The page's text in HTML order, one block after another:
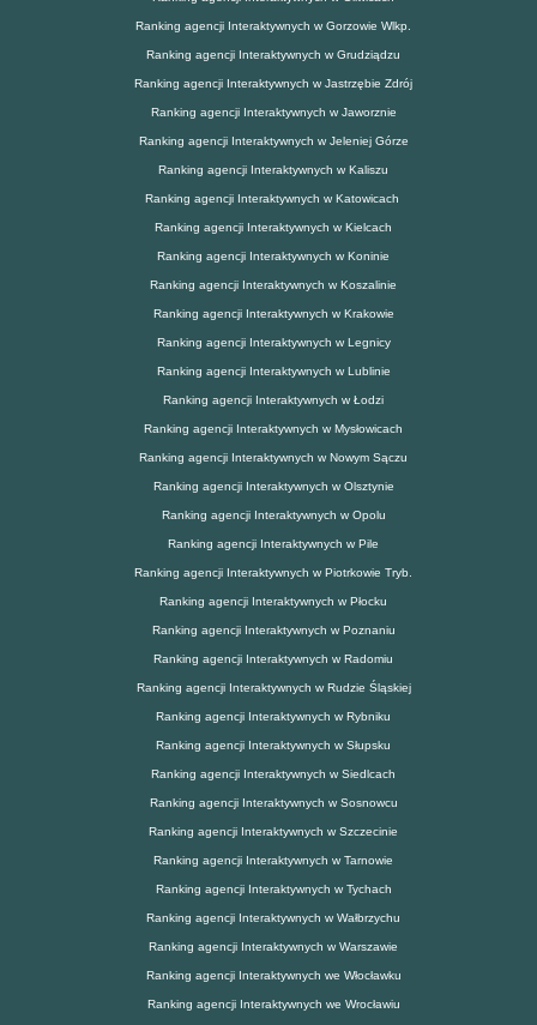
Ranking agencji Interaktywnych w Gorzowie Wlkp.
Ranking agencji Interaktywnych w Grudziądzu
Ranking agencji Interaktywnych w Jastrzębie Zdrój
Ranking agencji Interaktywnych w Jaworznie
Ranking agencji Interaktywnych w Jeleniej Górze
Ranking agencji Interaktywnych w Kaliszu
Ranking agencji Interaktywnych w Katowicach
Ranking agencji Interaktywnych w Kielcach
Ranking agencji Interaktywnych w Koninie
Ranking agencji Interaktywnych w Koszalinie
Ranking agencji Interaktywnych w Krakowie
Ranking agencji Interaktywnych w Legnicy
Ranking agencji Interaktywnych w Lublinie
Ranking agencji Interaktywnych w Łodzi
Ranking agencji Interaktywnych w Mysłowicach
Ranking agencji Interaktywnych w Nowym Sączu
Ranking agencji Interaktywnych w Olsztynie
Ranking agencji Interaktywnych w Opolu
Ranking agencji Interaktywnych w Pile
Ranking agencji Interaktywnych w Piotrkowie Tryb.
Ranking agencji Interaktywnych w Płocku
Ranking agencji Interaktywnych w Poznaniu
Ranking agencji Interaktywnych w Radomiu
Ranking agencji Interaktywnych w Rudzie Śląskiej
Ranking agencji Interaktywnych w Rybniku
Ranking agencji Interaktywnych w Słupsku
Ranking agencji Interaktywnych w Siedlcach
Ranking agencji Interaktywnych w Sosnowcu
Ranking agencji Interaktywnych w Szczecinie
Ranking agencji Interaktywnych w Tarnowie
Ranking agencji Interaktywnych w Tychach
Ranking agencji Interaktywnych w Wałbrzychu
Ranking agencji Interaktywnych w Warszawie
Ranking agencji Interaktywnych we Włocławku
Ranking agencji Interaktywnych we Wrocławiu